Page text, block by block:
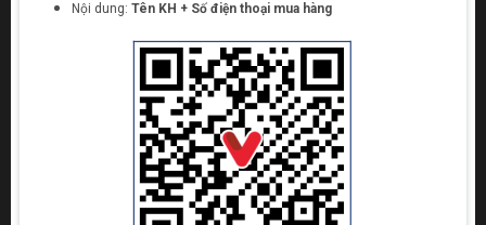
Nội dung: Tên KH + Số điện thoại mua hàng